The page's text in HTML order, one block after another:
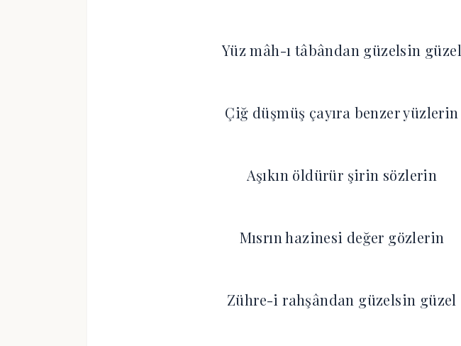
Yüz mâh-ı tâbândan güzelsin güzel
Çiğ düşmüş çayıra benzer yüzlerin
Aşıkın öldürür şirin sözlerin
Mısrın hazinesi değer gözlerin
Zühre-i rahşândan güzelsin güzel